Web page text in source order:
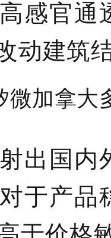
感官通
动建筑
微加拿大
出国内
于产品